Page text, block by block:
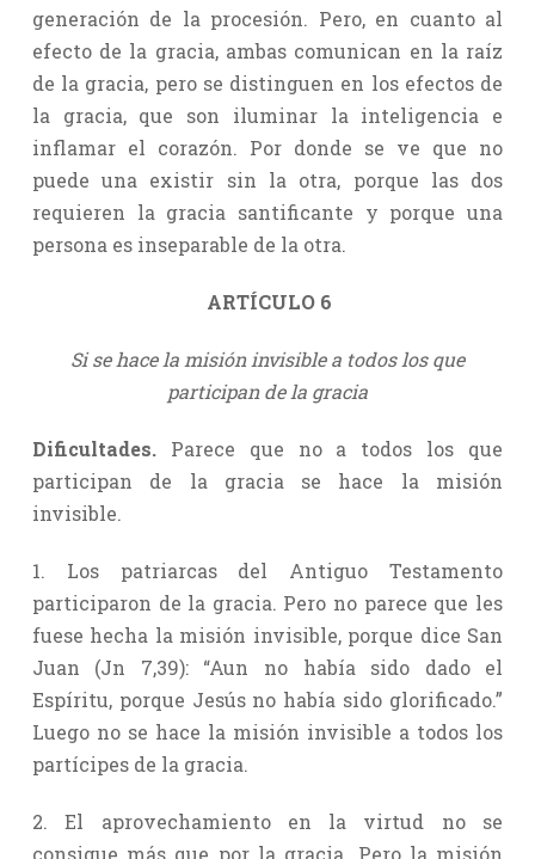
generación de la procesión. Pero, en cuanto al
efecto de la gracia, ambas comunican en la raíz
de la gracia, pero se distinguen en los efectos de
la gracia, que son iluminar la inteligencia e
inflamar el corazón. Por donde se ve que no
puede una existir sin la otra, porque las dos
requieren la gracia santificante y porque una
persona es inseparable de la otra.
ARTÍCULO 6
Si se hace la misión invisible a todos los que
participan de la gracia
Dificultades.Parece que no a todos los que
participan de la gracia se hace la misión
invisible.
1. Los patriarcas del Antiguo Testamento
participaron de la gracia. Pero no parece que les
fuese hecha la misión invisible, porque dice San
Juan (Jn 7,39): “Aun no había sido dado el
Espíritu, porque Jesús no había sido glorificado.”
Luego no se hace la misión invisible a todos los
partícipes de la gracia.
2. El aprovechamiento en la virtud no se
consigue más que por la gracia. Pero la misión